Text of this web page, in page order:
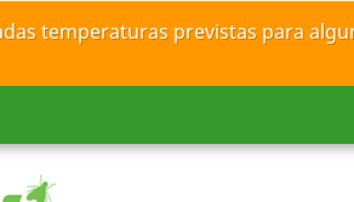
temperaturas previstas para